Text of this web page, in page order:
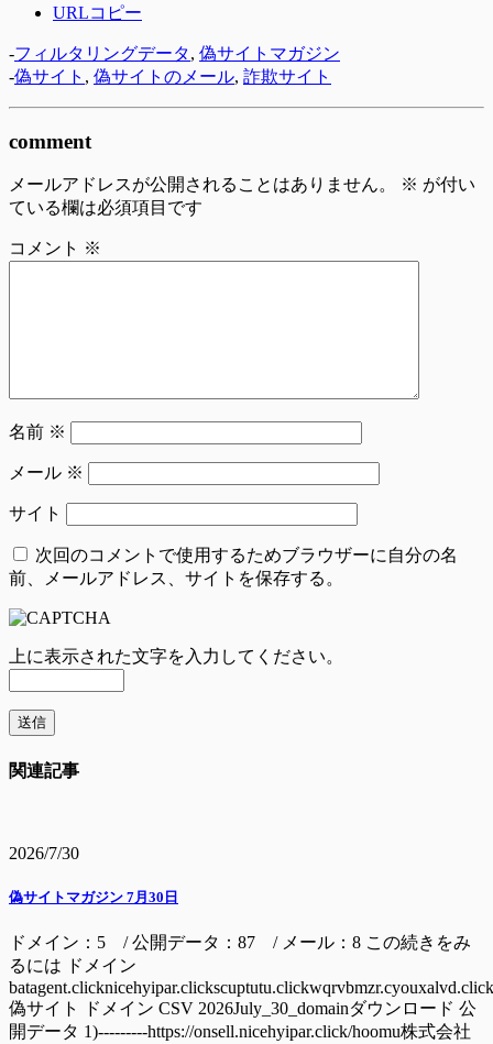
URLコピー
-フィルタリングデータ, 偽サイトマガジン
-偽サイト , 偽サイトのメール, 詐欺サイト
comment
メールアドレスが公開されることはありません。 ※ が付い
ている欄は必須項目です
コメント ※
名前 ※
メール ※
サイト
次回のコメントで使用するためブラウザーに自分の名
前、メールアドレス、サイトを保存する。
上に表示された文字を入力してください。
関連記事
2026/7/30
偽サイトマガジン 7月30日
ドメイン：5 / 公開データ：87 / メール：8 この続きをみ
るには ドメイン
batagent.clicknicehyipar.clickscuptutu.clickwqrvbmzr.cyouxalvd.click
偽サイト ドメイン CSV 2026July_30_domainダウンロード 公
開データ 1)---------https://onsell.nicehyipar.click/hoomu株式会社